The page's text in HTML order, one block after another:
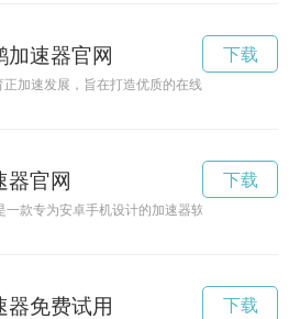
加速器官网
正加速发展，旨在打造优质的在线教育平台，助
下载
器官网
一款专为安卓手机设计的加速器软件，通过优化
下载
器免费试用 下载